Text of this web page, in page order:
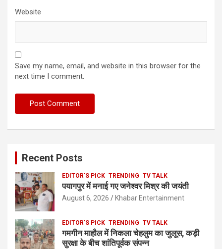
Website
Save my name, email, and website in this browser for the
next time I comment.
Recent Posts
EDITOR'S PICK TRENDING TV TALK
पयागपुर में मनाई गए जनेश्वर मिश्र की जयंती
August 6, 2026 Khabar Entertainment
EDITOR'S PICK TRENDING TV TALK
गमगीन माहौल में निकला चेहलुम का जुलूस, कड़ी
सुरक्षा के बीच शांतिपूर्वक संपन्न